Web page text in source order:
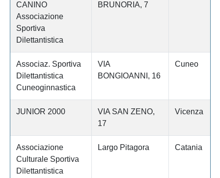
CANINO
Associazione
Sportiva
Dilettantistica
BRUNORIA, 7
Associaz. Sportiva
Dilettantistica
Cuneoginnastica
VIA
BONGIOANNI, 16
Cuneo
JUNIOR 2000
VIA SAN ZENO,
17
Vicenza
Associazione
Culturale Sportiva
Dilettantistica
Largo Pitagora Catania